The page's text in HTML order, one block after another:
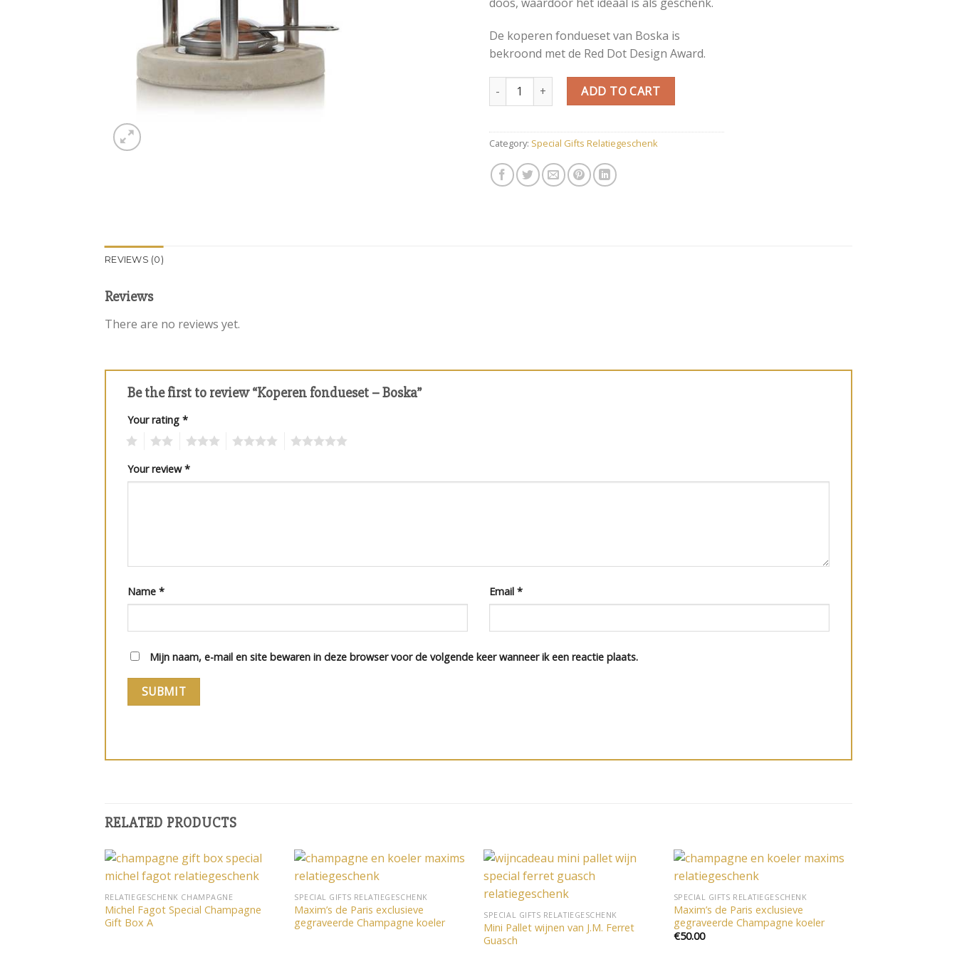
De koperen fondueset van Boska is
bekroond met de Red Dot Design Award.
Koperen fondueset - Boska quantity
ADD TO CART
Category: Special Gifts Relatiegeschenk
REVIEWS (0)
Reviews
There are no reviews yet.
Be the first to review “Koperen fondueset – Boska”
Your rating *
Your review*
Name * Email *
Mijn naam, e-mail en site bewaren in deze browser voor de volgende keer wanneer ik een reactie plaats.
RELATED PRODUCTS
verlanglijst
RELATIEGESCHENK CHAMPAGNE
Michel Fagot Special Champagne
Gift Box A
verlanglijst
SPECIAL GIFTS RELATIEGESCHENK
Maxim’s de Paris exclusieve
gegraveerde Champagne koeler
SPECIAL GIFTS RELATIEGESCHENK
Mini Pallet wijnen van J.M. Ferret
Guasch
verlanglijst
SPECIAL GIFTS RELATIEGESCHENK
Maxim’s de Paris exclusieve
gegraveerde Champagne koeler
€50.00